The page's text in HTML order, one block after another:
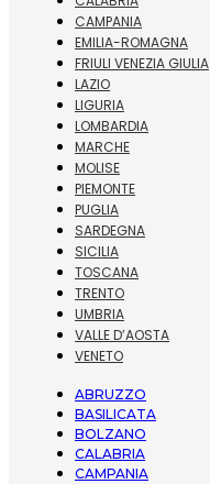
CAMPANIA
EMILIA-ROMAGNA
FRIULI VENEZIA GIULIA
LAZIO
LIGURIA
LOMBARDIA
MARCHE
MOLISE
PIEMONTE
PUGLIA
SARDEGNA
SICILIA
TOSCANA
TRENTO
UMBRIA
VALLE D’AOSTA
VENETO
ABRUZZO
BASILICATA
BOLZANO
CALABRIA
CAMPANIA